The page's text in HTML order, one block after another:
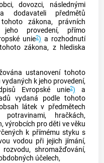
dovozci, následnými
dodavateli předmětů
zákona, právních
provedení, přímo
unie2) a rozhodnutí
zákona, z hlediska
ustanovení tohoto
k jeho provedení,
Evropské unie2) a
vydaná podle tohoto
látek v předmětech
hračkách,
výrobcích pro děti ve věku
k přímému styku s
vodou při jejich jímání,
shromažďování,
účelech,